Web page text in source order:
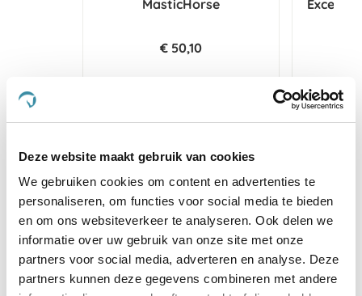
Deze website maakt gebruik van cookies
We gebruiken cookies om content en advertenties te
personaliseren, om functies voor social media te bieden
en om ons websiteverkeer te analyseren. Ook delen we
informatie over uw gebruik van onze site met onze
partners voor social media, adverteren en analyse. Deze
partners kunnen deze gegevens combineren met andere
MasticHorse
€ 50,10
Voeg
star
rating
Schrijf Een Review Stel Een Vraag